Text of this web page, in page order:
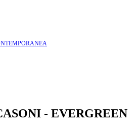
- EVERGREEN